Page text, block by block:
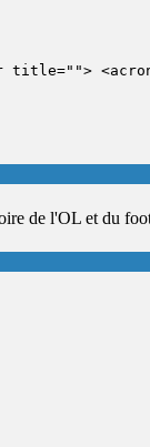
de l'OL et du